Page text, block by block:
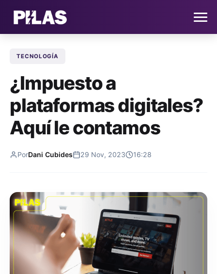
NOTICIAS
QUIÉNES SOMOS
CONTACTO
TECNOLOGÍA
¿Impuesto a
plataformas digitales?
Aquí le contamos
PorDani Cubides 29 Nov, 2023 16:28